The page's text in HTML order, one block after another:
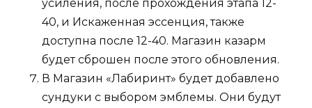
усиления, после прохождения этапа 12-
40, и Искаженная эссенция, также
доступна после 12-40. Магазин казарм
будет сброшен после этого обновления.
В Магазин «Лабиринт» будет добавлено
сундуки с выбором эмблемы. Они будут